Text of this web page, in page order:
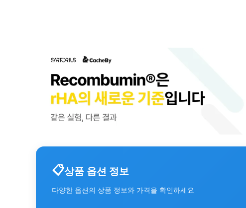
상품 옵션 정보
다양한 옵션의 상품 정보와 가격을 확인하세요